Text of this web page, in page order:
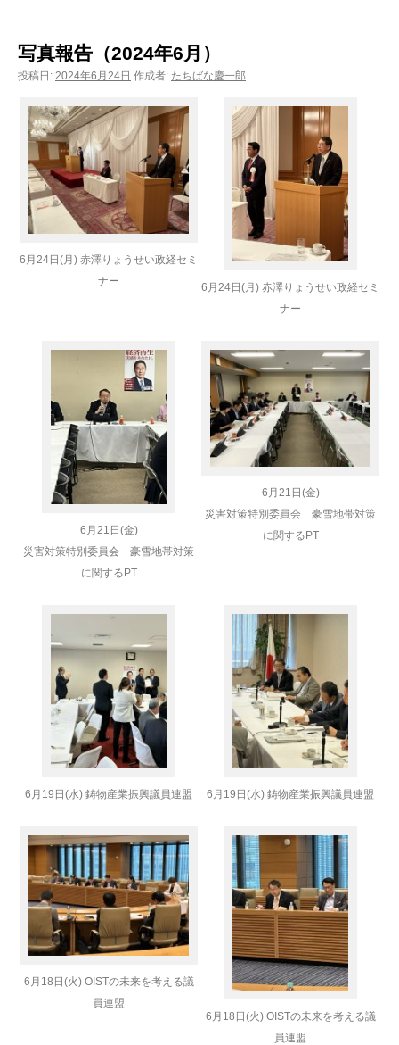
写真報告（2024年6月）
投稿日: 2024年6月24日 作成者: たちばな慶一郎
6月24日(月) 赤澤りょうせい政経セミ
ナー
6月24日(月) 赤澤りょうせい政経セミ
ナー
6月21日(金)
災害対策特別委員会 豪雪地帯対策
に関するPT
6月21日(金)
災害対策特別委員会 豪雪地帯対策
に関するPT
6月19日(水) 鋳物産業振興議員連盟 6月19日(水) 鋳物産業振興議員連盟
6月18日(火) OISTの未来を考える議
員連盟
6月18日(火) OISTの未来を考える議
員連盟